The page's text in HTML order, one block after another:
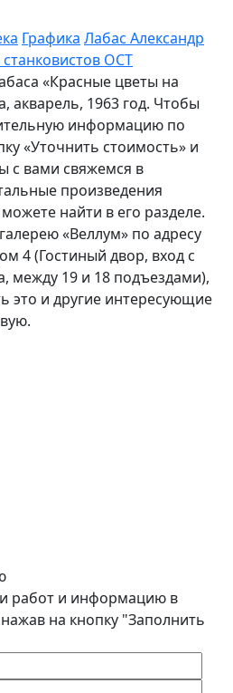
Графика Лабас Александр
ОСТ
«Красные цветы на
акварель, 1963 год. Чтобы
информацию по
«Уточнить стоимость» и
с вами свяжемся в
произведения
найти в его разделе.
«Веллум» по адресу
4 (Гостиный двор, вход с
между 19 и 18 подъездами),
это и другие интересующие
работ и информацию в
на кнопку "Заполнить